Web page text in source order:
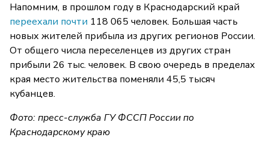
Напомним, в прошлом году в Краснодарский край
переехали почти 118 065 человек. Большая часть
новых жителей прибыла из других регионов России.
От общего числа переселенцев из других стран
прибыли 26 тыс. человек. В свою очередь в пределах
края место жительства поменяли 45,5 тысяч
кубанцев.
Фото: пресс-служба ГУ ФССП России по
Краснодарскому краю